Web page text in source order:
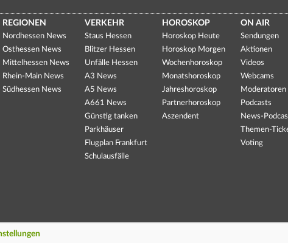
REGIONEN
Nordhessen News
Osthessen News
Mittelhessen News
Rhein-Main News
Südhessen News
VERKEHR
Staus Hessen
Blitzer Hessen
Unfälle Hessen
A3 News
A5 News
A661 News
Günstig tanken
Parkhäuser
Flugplan Frankfurt
Schulausfälle
HOROSKOP
Horoskop Heute
Horoskop Morgen
Wochenhoroskop
Monatshoroskop
Jahreshoroskop
Partnerhoroskop
Aszendent
ON AIR
Sendungen
Aktionen
Videos
Webcams
Moderatoren
Podcasts
News-
Themen-
Voting